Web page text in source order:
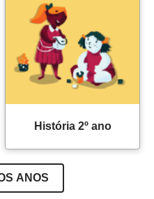
História 2º ano
ANOS